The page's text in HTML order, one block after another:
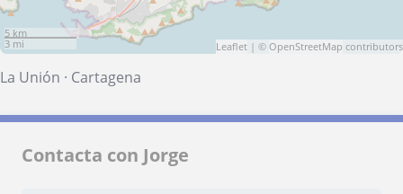
5 km
3 mi
Leaflet | © OpenStreetMap contributors
La Unión · Cartagena
Contacta con Jorge